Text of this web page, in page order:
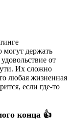
могут держать
от
Их сложно
любая жизненная
если где-то
конца 👍